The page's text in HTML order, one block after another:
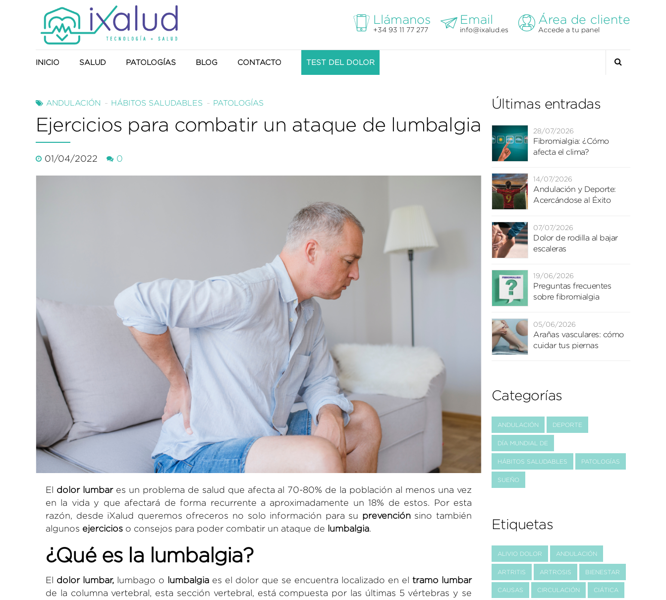
Área de cliente
Accede a tu panel
Email
info@ixalud.es
Llámanos
+34 93 11 77 277
INICIO SALUD
Producto Sanitario
PATOLOGÍAS BLOG CONTACTO TEST DEL DOLOR
ANDULACIÓN HÁBITOS SALUDABLES PATOLOGÍAS
Ejercicios para combatir un ataque de lumbalgia
01/04/2022 0
El dolor lumbares un problema de salud que afecta al 70-80% de la población al menos una vez
en la vida y que afectará de forma recurrente a aproximadamente un 18% de estos. Por esta
razón, desde iXalud queremos ofreceros no solo información para su prevenciónsino también
algunos ejercicios o consejos para poder combatir un ataque de lumbalgia.
¿Qué es la lumbalgia?
El dolor lumbar, lumbago o lumbalgia es el dolor que se encuentra localizado en el tramo lumbar
de la columna vertebral, esta sección vertebral, está compuesta por las últimas 5 vértebras y se
Últimas entradas
28/07/2026
Fibromialgia: ¿Cómo
afecta el clima?
14/07/2026
Andulación y Deporte:
Acercándose al Éxito
07/07/2026
Dolor de rodilla al bajar
escaleras
19/06/2026
Preguntas frecuentes
sobre fibromialgia
05/06/2026
Arañas vasculares: cómo
cuidar tus piernas
Categorías
ANDULACIÓN DEPORTE
DÍA MUNDIAL DE
HÁBITOS SALUDABLES PATOLOGÍAS
SUEÑO
Etiquetas
ALIVIO DOLOR ANDULACIÓN
ARTRITIS ARTROSIS BIENESTAR
CAUSAS CIRCULACIÓN CIÁTICA